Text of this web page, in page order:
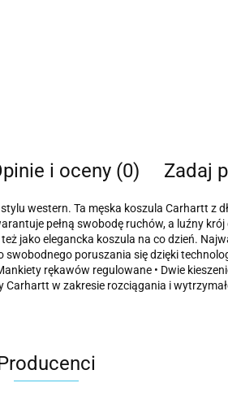
i oceny (0) Zadaj
western. Ta męska koszula Carhartt z
pełną swobodę ruchów, a luźny
jako elegancka koszula na co dzień.
poruszania się dzięki
rękawów regulowane • Dwie
w zakresie rozciągania i